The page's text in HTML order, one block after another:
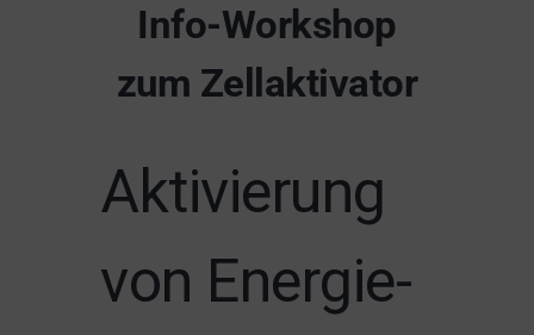
Info-Workshop
zum Zellaktivator
Aktivierung
von Energie-